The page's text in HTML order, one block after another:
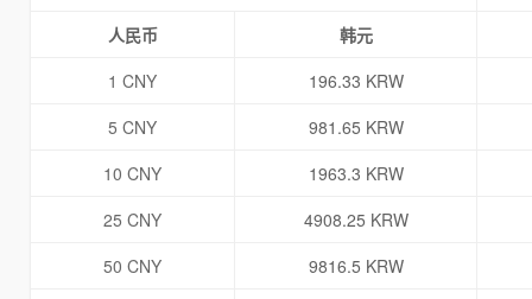
人民币
韩元
1 CNY
196.33 KRW
5 CNY
981.65 KRW
10 CNY
1963.3 KRW
25 CNY
4908.25 KRW
50 CNY
9816.5 KRW